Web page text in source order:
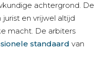
achtergrond. De
en vrijwel altijd
macht. De arbiters
standaard van